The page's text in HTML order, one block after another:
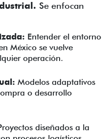
Se enfocan
Entender el entorno
México se vuelve
operación.
Modelos adaptativos
o desarrollo
diseñados a la